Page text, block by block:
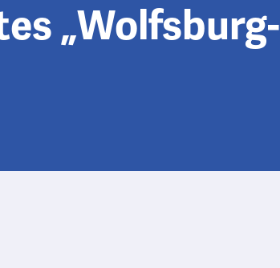
„Wolfsburg-